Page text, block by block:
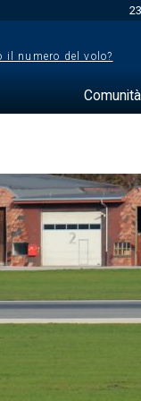
il numero del volo?
Comunità